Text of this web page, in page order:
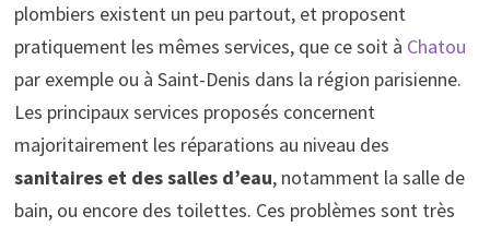
plombiers existent un peu partout, et proposent
pratiquement les mêmes services, que ce soit à Chatou
par exemple ou à Saint-Denis dans la région parisienne.
Les principaux services proposés concernent
majoritairement les réparations au niveau des
sanitaires et des salles d’eau, notamment la salle de
bain, ou encore des toilettes. Ces problèmes sont très